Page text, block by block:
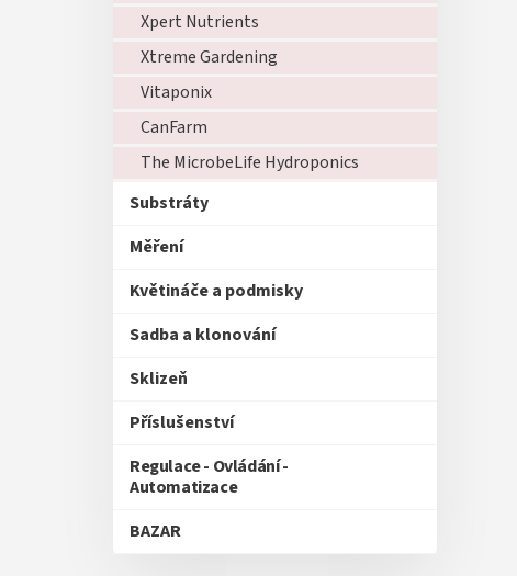
Xpert Nutrients
Xtreme Gardening
Vitaponix
CanFarm
The MicrobeLife Hydroponics
Substráty
Měření
Květináče a podmisky
Sadba a klonování
Sklizeň
Příslušenství
Regulace - Ovládání -
Automatizace
BAZAR